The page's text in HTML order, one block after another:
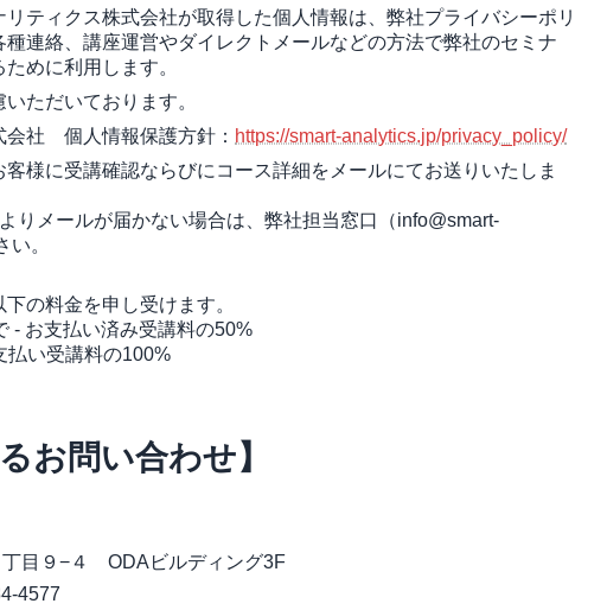
ティクス株式会社が取得した個人情報は、弊社プライバシーポリ
連絡、講座運営やダイレクトメールなどの方法で弊社のセミナ
めに利用します。
ただいております。
会社 個人情報保護方針： https://smart-analytics.jp/privacy_policy/
様に受講確認ならびにコース詳細をメールにてお送りいたしま
りメールが届かない場合は、弊社担当窓口（info@smart-
。
の料金を申し受けます。
- お支払い済み受講料の50%
払い受講料の100%
お問い合わせ】
目９−４ ODAビルディング3F​
4577